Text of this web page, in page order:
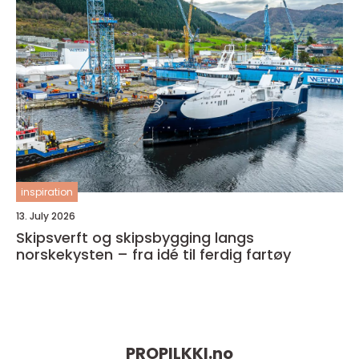
inspiration
13. July 2026
Skipsverft og skipsbygging langs
norskekysten – fra idé til ferdig fartøy
PROPILKKI.no